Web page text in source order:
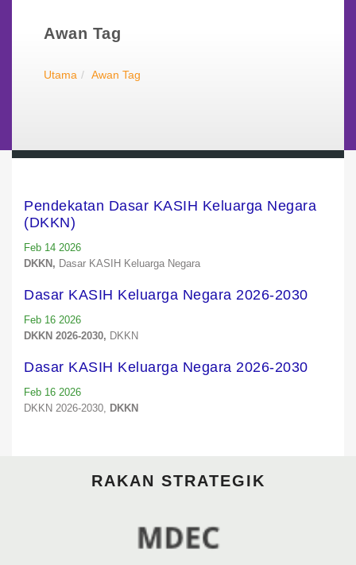
Awan Tag
Utama Awan Tag
Pendekatan Dasar KASIH Keluarga Negara
(DKKN)
Feb 14 2026
DKKN, Dasar KASIH Keluarga Negara
Dasar KASIH Keluarga Negara 2026-2030
Feb 16 2026
DKKN 2026-2030, DKKN
Dasar KASIH Keluarga Negara 2026-2030
Feb 16 2026
DKKN 2026-2030,
DKKN
RAKAN STRATEGIK